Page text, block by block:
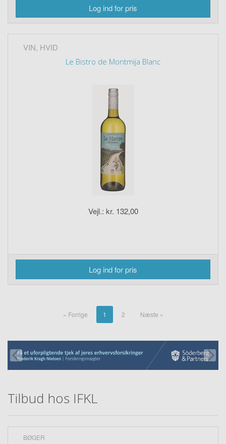
Log ind for pris
VIN, HVID
Le Bistro de Montmija Blanc
Vejl.: kr. 132,00
Log ind for pris
« Forrige 1 2 Næste »
Tilbud hos IFKL
BØGER